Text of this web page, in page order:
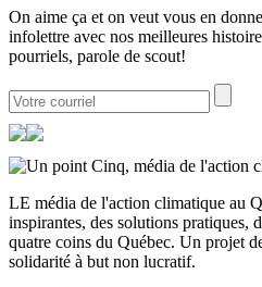
On aime ça et on veut vous en
infolettre avec nos meilleures
pourriels, parole de scout!
LE média de l'action climatique au
inspirantes, des solutions pratiques,
quatre coins du Québec. Un projet
solidarité à but non lucratif.